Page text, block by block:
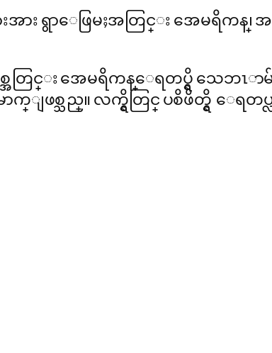
ား ရွာေဖြမႈအတြင္း အေမရိကန္၊
တြင္း အေမရိကန္ေရတပ္ရွိ သေဘၤာ
ျဖစ္သည္။ လက္ရွိတြင္ ပစိဖိတ္ရွိ ေရတပ္